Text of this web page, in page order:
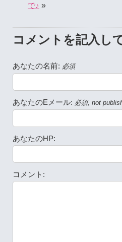
で♪ »
コメントを記入し
あなたの名前: 必須
あなたのEメール: 必須, not
あなたのHP:
コメント: